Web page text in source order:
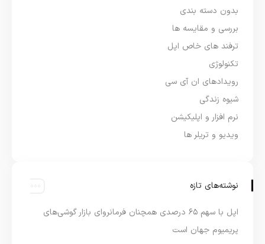
بدون دسته بندی
بررسی و مقایسه ها
ترفند های خاص اپل
تکنولوژی
رویدادهای ان آی سی
شیوه زندگی
نرم افزار و اپلیکیشن
ویدیو و تریلر ها
نوشته‌های تازه
اپل با سهم ۶۵ درصدی همچنان فرمانروای بازار گوشی‌های
پریمیوم جهان است